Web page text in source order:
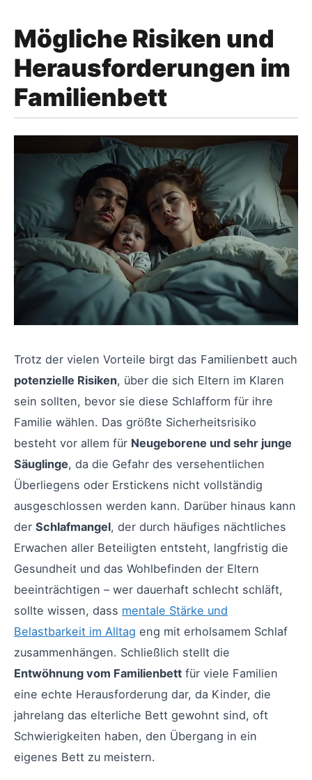
Mögliche Risiken und
Herausforderungen im
Familienbett
Trotz der vielen Vorteile birgt das Familienbett auch
potenzielle Risiken, über die sich Eltern im Klaren
sein sollten, bevor sie diese Schlafform für ihre
Familie wählen. Das größte Sicherheitsrisiko
besteht vor allem für Neugeborene und sehr junge
Säuglinge, da die Gefahr des versehentlichen
Überliegens oder Erstickens nicht vollständig
ausgeschlossen werden kann. Darüber hinaus kann
der Schlafmangel, der durch häufiges nächtliches
Erwachen aller Beteiligten entsteht, langfristig die
Gesundheit und das Wohlbefinden der Eltern
beeinträchtigen – wer dauerhaft schlecht schläft,
sollte wissen, dass mentale Stärke und
Belastbarkeit im Alltag eng mit erholsamem Schlaf
zusammenhängen. Schließlich stellt die
Entwöhnung vom Familienbett für viele Familien
eine echte Herausforderung dar, da Kinder, die
jahrelang das elterliche Bett gewohnt sind, oft
Schwierigkeiten haben, den Übergang in ein
eigenes Bett zu meistern.